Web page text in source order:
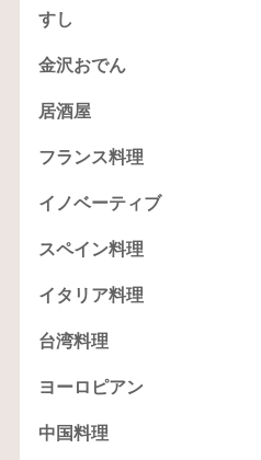
すし
金沢おでん
居酒屋
フランス料理
イノベーティブ
スペイン料理
イタリア料理
台湾料理
ヨーロピアン
中国料理